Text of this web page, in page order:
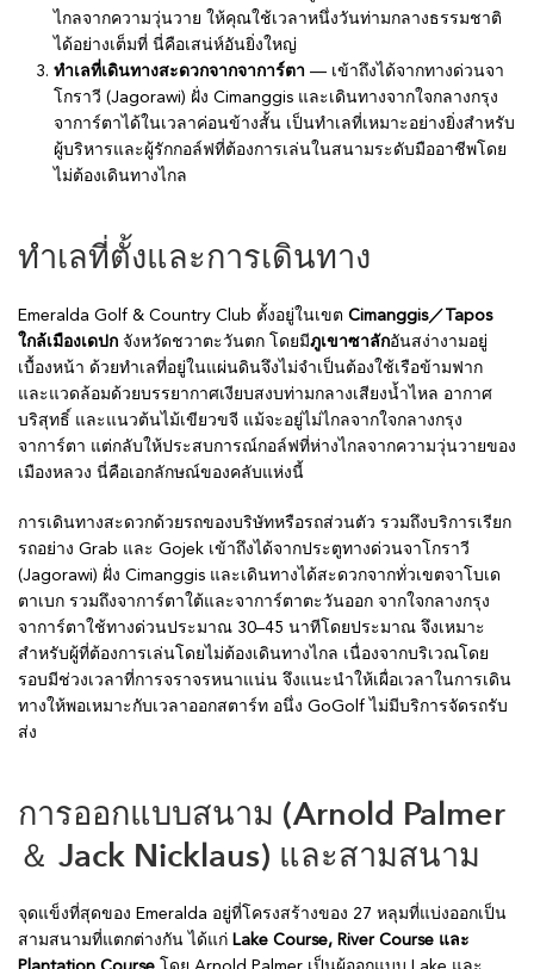
ไกลจากความวุ่นวาย ให้คุณใช้เวลาหนึ่งวันท่ามกลางธรรมชาติ
ได้อย่างเต็มที่ นี่คือเสน่ห์อันยิ่งใหญ่
ทำเลที่เดินทางสะดวกจากจาการ์ตา — เข้าถึงได้จากทางด่วนจา
โกราวี (Jagorawi) ฝั่ง Cimanggis และเดินทางจากใจกลางกรุง
จาการ์ตาได้ในเวลาค่อนข้างสั้น เป็นทำเลที่เหมาะอย่างยิ่งสำหรับ
ผู้บริหารและผู้รักกอล์ฟที่ต้องการเล่นในสนามระดับมืออาชีพโดย
ไม่ต้องเดินทางไกล
ทำเลที่ตั้งและการเดินทาง
Emeralda Golf & Country Club ตั้งอยู่ในเขต Cimanggis／Tapos
ใกล้เมืองเดปก จังหวัดชวาตะวันตก โดยมีภูเขาซาลักอันสง่างามอยู่
เบื้องหน้า ด้วยทำเลที่อยู่ในแผ่นดินจึงไม่จำเป็นต้องใช้เรือข้ามฟาก
และแวดล้อมด้วยบรรยากาศเงียบสงบท่ามกลางเสียงน้ำไหล อากาศ
บริสุทธิ์ และแนวต้นไม้เขียวขจี แม้จะอยู่ไม่ไกลจากใจกลางกรุง
จาการ์ตา แต่กลับให้ประสบการณ์กอล์ฟที่ห่างไกลจากความวุ่นวายของ
เมืองหลวง นี่คือเอกลักษณ์ของคลับแห่งนี้
การเดินทางสะดวกด้วยรถของบริษัทหรือรถส่วนตัว รวมถึงบริการเรียก
รถอย่าง Grab และ Gojek เข้าถึงได้จากประตูทางด่วนจาโกราวี
(Jagorawi) ฝั่ง Cimanggis และเดินทางได้สะดวกจากทั่วเขตจาโบเด
ตาเบก รวมถึงจาการ์ตาใต้และจาการ์ตาตะวันออก จากใจกลางกรุง
จาการ์ตาใช้ทางด่วนประมาณ 30–45 นาทีโดยประมาณ จึงเหมาะ
สำหรับผู้ที่ต้องการเล่นโดยไม่ต้องเดินทางไกล เนื่องจากบริเวณโดย
รอบมีช่วงเวลาที่การจราจรหนาแน่น จึงแนะนำให้เผื่อเวลาในการเดิน
ทางให้พอเหมาะกับเวลาออกสตาร์ท อนึ่ง GoGolf ไม่มีบริการจัดรถรับ
ส่ง
การออกแบบสนาม (Arnold Palmer
＆ Jack Nicklaus) และสามสนาม
จุดแข็งที่สุดของ Emeralda อยู่ที่โครงสร้างของ 27 หลุมที่แบ่งออกเป็น
สามสนามที่แตกต่างกัน ได้แก่ Lake Course, River Course และ